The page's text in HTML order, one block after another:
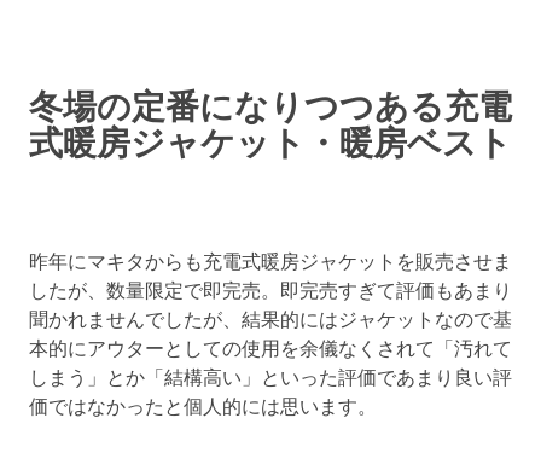
冬場の定番になりつつある充電
式暖房ジャケット・暖房ベスト
昨年にマキタからも充電式暖房ジャケットを販売させま
したが、数量限定で即完売。即完売すぎて評価もあまり
聞かれませんでしたが、結果的にはジャケットなので基
本的にアウターとしての使用を余儀なくされて「汚れて
しまう」とか「結構高い」といった評価であまり良い評
価ではなかったと個人的には思います。